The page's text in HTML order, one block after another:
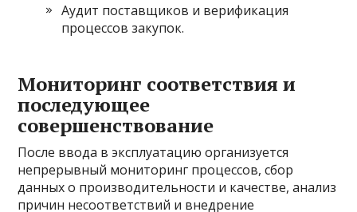
Аудит поставщиков и верификация
процессов закупок.
Мониторинг соответствия и
последующее
совершенствование
После ввода в эксплуатацию организуется
непрерывный мониторинг процессов, сбор
данных о производительности и качестве, анализ
причин несоответствий и внедрение